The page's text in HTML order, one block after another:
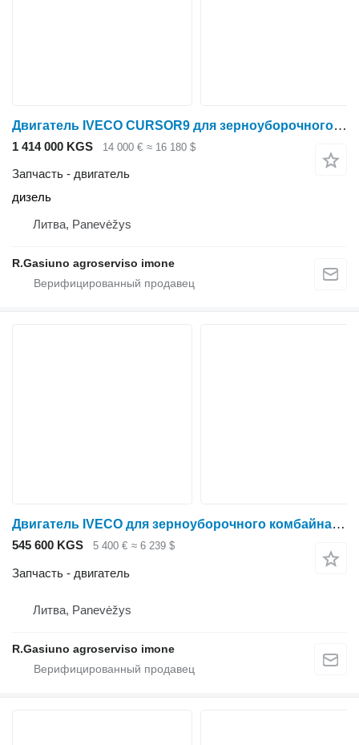
Двигатель IVECO CURSOR9 для зерноуборочного комбайна New Holland
1 414 000 KGS 14 000 € ≈ 16 180 $
Запчасть - двигатель
дизель
Литва, Panevėžys
R.Gasiuno agroserviso imone
Двигатель IVECO для зерноуборочного комбайна New Holland FX300
545 600 KGS 5 400 € ≈ 6 239 $
Запчасть - двигатель
Литва, Panevėžys
R.Gasiuno agroserviso imone